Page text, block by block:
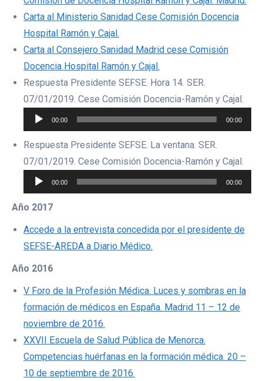
Carta al Ministerio Sanidad Cese Comisión Docencia
Hospital Ramón y Cajal.
Carta al Consejero Sanidad Madrid cese Comisión
Docencia Hospital Ramón y Cajal.
Respuesta Presidente SEFSE. Hora 14. SER.
07/01/2019. Cese Comisión Docencia-Ramón y Cajal.
00:00 00:00
Respuesta Presidente SEFSE. La ventana. SER.
07/01/2019. Cese Comisión Docencia-Ramón y Cajal.
00:00 00:00
Año 2017
Accede a la entrevista concedida por el presidente de
SEFSE-AREDA a Diario Médico.
Año 2016
V Foro de la Profesión Médica. Luces y sombras en la
formación de médicos en España. Madrid 11 – 12 de
noviembre de 2016.
XXVII Escuela de Salud Pública de Menorca.
Competencias huérfanas en la formación médica. 20 –
10 de septiembre de 2016.